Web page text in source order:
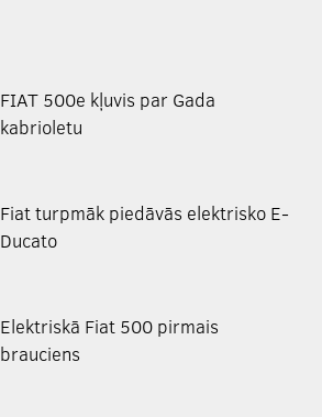
FIAT 500e kļuvis par Gada
kabrioletu
Fiat turpmāk piedāvās elektrisko E-
Ducato
Elektriskā Fiat 500 pirmais
brauciens